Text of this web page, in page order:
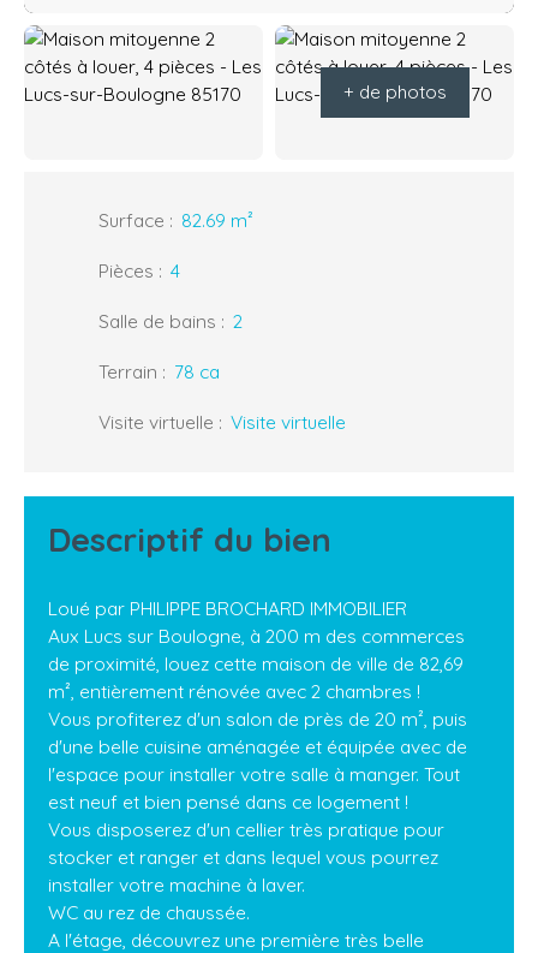
+ de photos
Surface : 82.69 m²
Pièces : 4
Salle de bains : 2
Terrain : 78 ca
Visite virtuelle : Visite virtuelle
Descriptif du bien
Loué par PHILIPPE BROCHARD IMMOBILIER
Aux Lucs sur Boulogne, à 200 m des commerces
de proximité, louez cette maison de ville de 82,69
m², entièrement rénovée avec 2 chambres !
Vous profiterez d'un salon de près de 20 m², puis
d'une belle cuisine aménagée et équipée avec de
l'espace pour installer votre salle à manger. Tout
est neuf et bien pensé dans ce logement !
Vous disposerez d'un cellier très pratique pour
stocker et ranger et dans lequel vous pourrez
installer votre machine à laver.
WC au rez de chaussée.
A l'étage, découvrez une première très belle